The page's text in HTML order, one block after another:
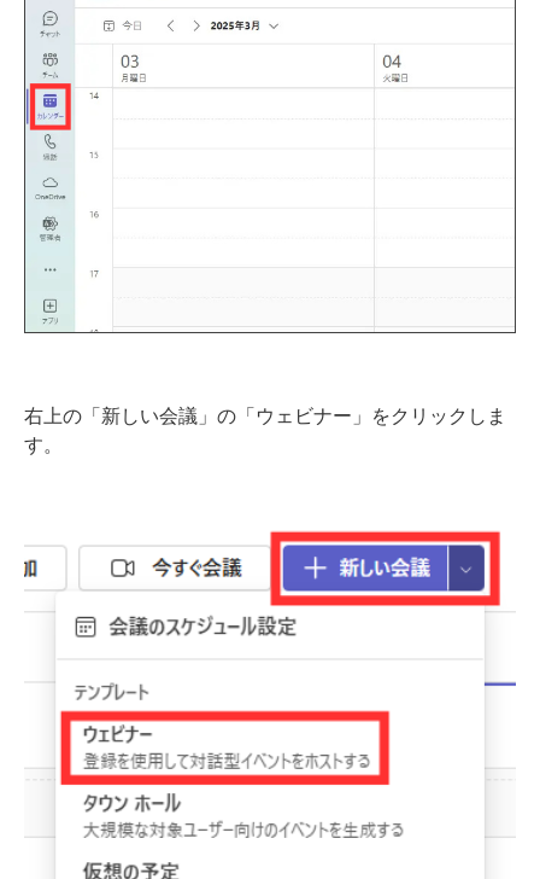
右上の「新しい会議」の「ウェビナー」をクリックしま
す。